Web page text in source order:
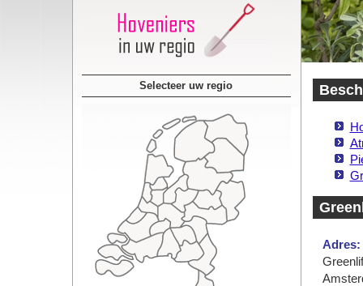
Selecteer uw regio
Adres: